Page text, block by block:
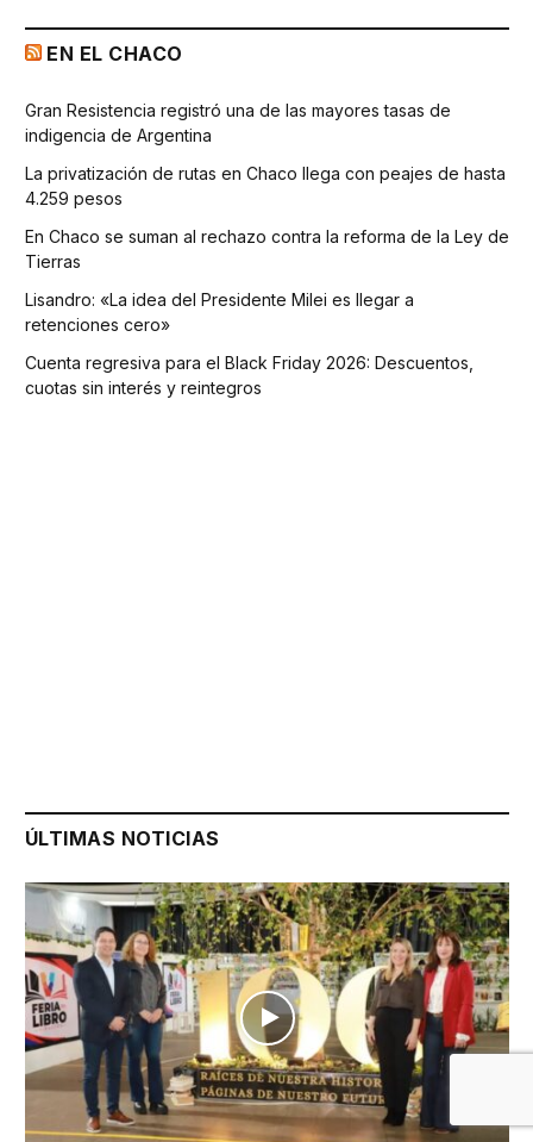
EN EL CHACO
Gran Resistencia registró una de las mayores tasas de
indigencia de Argentina
La privatización de rutas en Chaco llega con peajes de hasta
4.259 pesos
En Chaco se suman al rechazo contra la reforma de la Ley de
Tierras
Lisandro: «La idea del Presidente Milei es llegar a
retenciones cero»
Cuenta regresiva para el Black Friday 2026: Descuentos,
cuotas sin interés y reintegros
ÚLTIMAS NOTICIAS